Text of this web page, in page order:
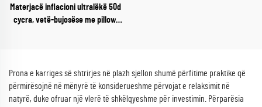
Materjacë inflacioni ultralëkë 50d
cycra, vetë-bujosëse me pillow,
Prona e karriges së shtrirjes në plazh sjellon shumë përfitime praktike që
përmirësojnë në mënyrë të konsiderueshme përvojat e relaksimit në
natyrë, duke ofruar një vlerë të shkëlqyeshme për investimin. Përparësia